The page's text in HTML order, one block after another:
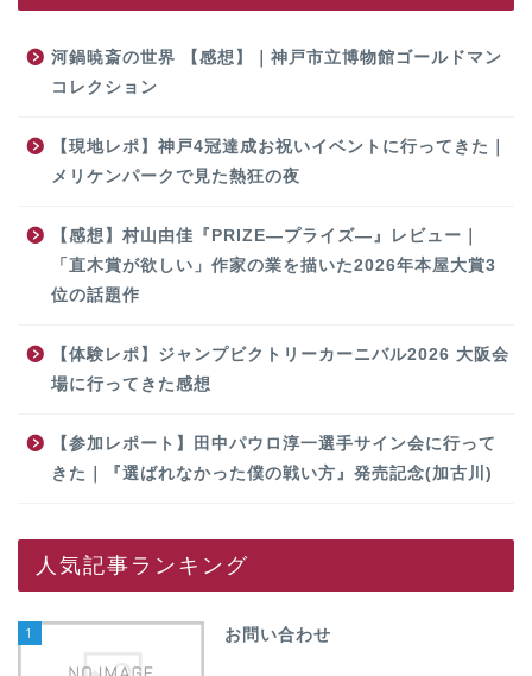
河鍋暁斎の世界 【感想】｜神戸市立博物館ゴールドマン
コレクション
【現地レポ】神戸4冠達成お祝いイベントに行ってきた｜
メリケンパークで見た熱狂の夜
【感想】村山由佳『PRIZE―プライズ―』レビュー｜
「直木賞が欲しい」作家の業を描いた2026年本屋大賞3
位の話題作
【体験レポ】ジャンプビクトリーカーニバル2026 大阪会
場に行ってきた感想
【参加レポート】田中パウロ淳一選手サイン会に行って
きた｜『選ばれなかった僕の戦い方』発売記念(加古川)
人気記事ランキング
1 お問い合わせ